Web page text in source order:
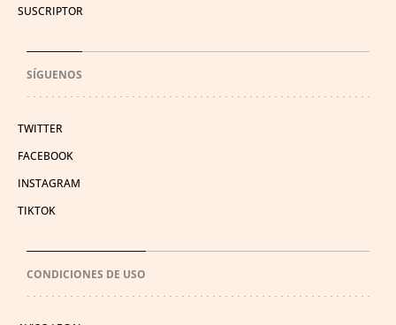
SUSCRIPTOR
SÍGUENOS
TWITTER
FACEBOOK
INSTAGRAM
TIKTOK
CONDICIONES DE USO